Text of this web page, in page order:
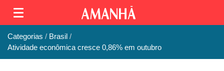
Categorias
Brasil
Atividade econômica cresce 0,86% em outubro